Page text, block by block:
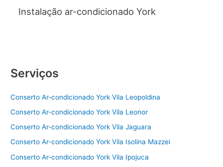
Instalação ar-condicionado York
Serviços
Conserto Ar-condicionado York Vila Leopoldina
Conserto Ar-condicionado York Vila Leonor
Conserto Ar-condicionado York Vila Jaguara
Conserto Ar-condicionado York Vila Isolina Mazzei
Conserto Ar-condicionado York Vila Ipojuca